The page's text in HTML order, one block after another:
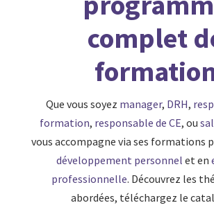
complet
Que vous soyez manager, DRH,
formation, responsable de CE, ou
vous accompagne via ses formations
développement personnel et en
professionnelle. Découvrez les
abordées, téléchargez le